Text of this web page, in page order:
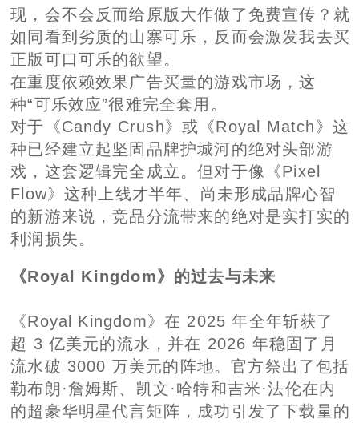
现，会不会反而给原版大作做了免费宣传？就
如同看到劣质的山寨可乐，反而会激发我去买
正版可口可乐的欲望。
在重度依赖效果广告买量的游戏市场，这
种“可乐效应”很难完全套用。
对于《Candy Crush》或《Royal Match》这
种已经建立起坚固品牌护城河的绝对头部游
戏，这套逻辑完全成立。但对于像《Pixel
Flow》这种上线才半年、尚未形成品牌心智
的新游来说，竞品分流带来的绝对是实打实的
利润损失。
《Royal Kingdom》的过去与未来
《Royal Kingdom》在 2025 年全年斩获了
超 3 亿美元的流水，并在 2026 年稳固了月
流水破 3000 万美元的阵地。官方祭出了包括
勒布朗·詹姆斯、凯文·哈特和吉米·法伦在内
的超豪华明星代言矩阵，成功引发了下载量的